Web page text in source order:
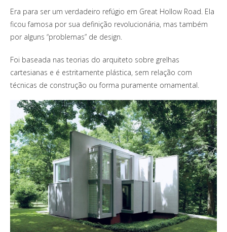
Era para ser um verdadeiro refúgio em Great Hollow Road. Ela
ficou famosa por sua definição revolucionária, mas também
por alguns “problemas” de design.
Foi baseada nas teorias do arquiteto sobre grelhas
cartesianas e é estritamente plástica, sem relação com
técnicas de construção ou forma puramente ornamental.